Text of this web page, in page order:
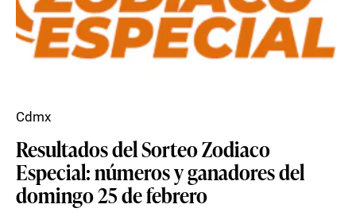
Resultados del Sorteo Zodiaco
Especial: números y ganadores del
domingo 25 de febrero
Cdmx